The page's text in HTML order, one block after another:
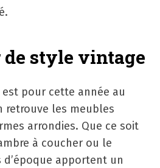
style vintage
pour cette année au
retrouve les meubles
arrondies. Que ce soit
à coucher ou le
apportent un